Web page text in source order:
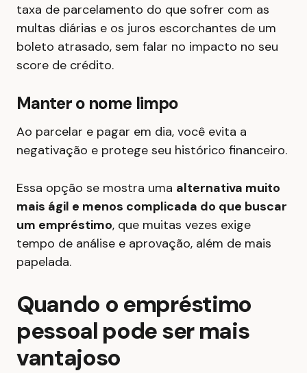
taxa de parcelamento do que sofrer com as
multas diárias e os juros escorchantes de um
boleto atrasado, sem falar no impacto no seu
score de crédito.
Manter o nome limpo
Ao parcelar e pagar em dia, você evita a
negativação e protege seu histórico financeiro.
Essa opção se mostra uma alternativa muito
mais ágil e menos complicada do que buscar
um empréstimo, que muitas vezes exige
tempo de análise e aprovação, além de mais
papelada.
Quando o empréstimo
pessoal pode ser mais
vantajoso